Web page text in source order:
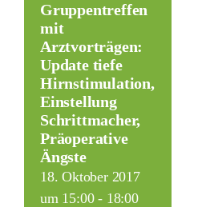
Gruppentreffen
mit
Arztvorträgen:
Update tiefe
Hirnstimulation,
Einstellung
Schrittmacher,
Präoperative
Ängste
18. Oktober 2017
um 15:00- 18:00